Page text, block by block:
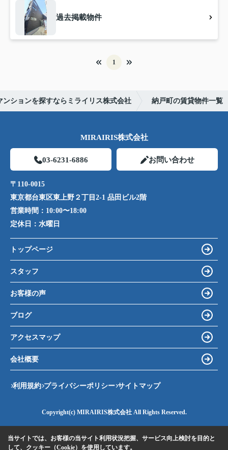
過去掲載物件
1
ンションを探すならミライリス株式会社 納戸町の賃貸物件一覧
MIRAIRIS株式会社
03-6231-6886 お問い合わせ
〒110-0015
東京都台東区東上野２丁目2-1 品田ビル2階
営業時間： 10:00〜18:00
定休日： 水曜日
トップページ
スタッフ
お客様の声
ブログ
アクセスマップ
会社概要
利用規約 プライバシーポリシー サイトマップ
Copyright(c) MIRAIRIS株式会社 All Rights Reserved.
当サイトでは、お客様の当サイト利用状況把握、サービス向上検討を目的と
して、クッキー（Cookie）を使用しています。